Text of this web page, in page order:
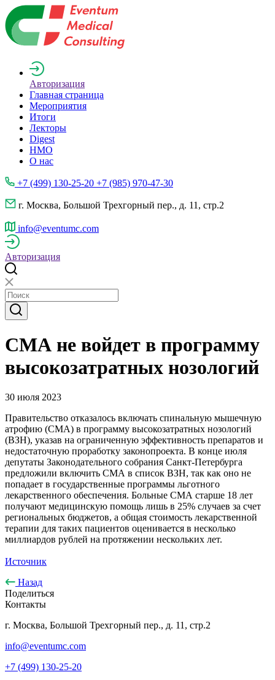
Авторизация
Главная страница
Мероприятия
Итоги
Лекторы
Digest
НМО
О нас
+7 (499) 130-25-20 +7 (985) 970-47-30
г. Москва, Большой Трехгорный пер., д. 11, стр.2
info@eventumc.com
Авторизация
СМА не войдет в программу
высокозатратных нозологий
30 июля 2023
Правительство отказалось включать спинальную мышечную
атрофию (СМА) в программу высокозатратных нозологий
(ВЗН), указав на ограниченную эффективность препаратов и
недостаточную проработку законопроекта. В конце июля
депутаты Законодательного собрания Санкт-Петербурга
предложили включить СМА в список ВЗН, так как оно не
попадает в государственные программы льготного
лекарственного обеспечения. Больные СМА старше 18 лет
получают медицинскую помощь лишь в 25% случаев за счет
региональных бюджетов, а общая стоимость лекарственной
терапии для таких пациентов оценивается в несколько
миллиардов рублей на протяжении нескольких лет.
Источник
Назад
Поделиться
Контакты
г. Москва, Большой Трехгорный пер., д. 11, стр.2
info@eventumc.com
+7 (499) 130-25-20